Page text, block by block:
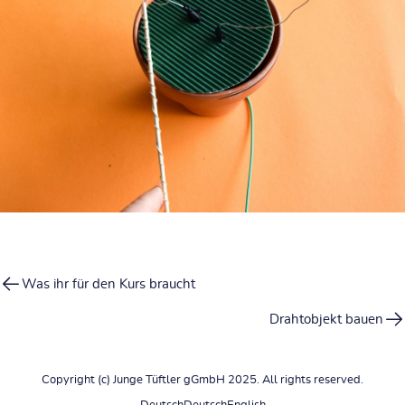
Was ihr für den Kurs braucht
Drahtobjekt bauen
Copyright (c) Junge Tüftler gGmbH 2025. All rights reserved.